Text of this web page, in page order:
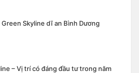
Skyline dĩ an Bình Dương
– Vị trí có đáng đầu tư trong năm